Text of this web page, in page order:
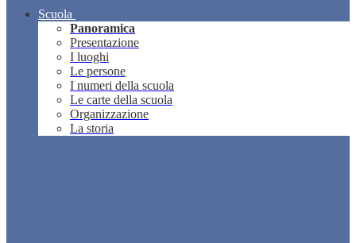
Scuola
Panoramica
Presentazione
I luoghi
Le persone
I numeri della scuola
Le carte della scuola
Organizzazione
La storia